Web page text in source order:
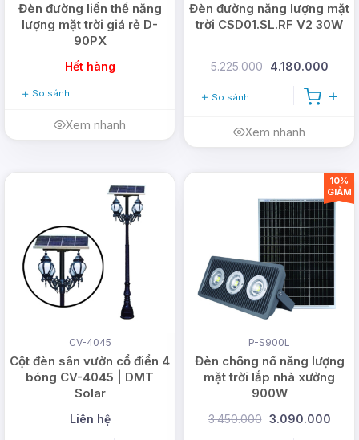
Đèn đường liền thể năng
lượng mặt trời giá rẻ D-
90PX
Hết hàng
So sánh
Xem nhanh
Đèn đường năng lượng mặt
trời CSD01.SL.RF V2 30W
5.225.000 4.180.000
So sánh
Xem nhanh
CV-4045
Cột đèn sân vườn cổ điển 4
bóng CV-4045 | DMT
Solar
Liên hệ
P-S900L
Đèn chống nổ năng lượng
mặt trời lắp nhà xưởng
900W
3.450.000 3.090.000
10%
GIẢM